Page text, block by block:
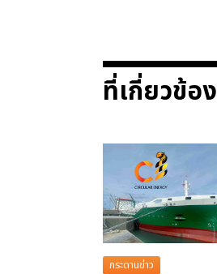
ที่เกี่ยวข้อง
กระดานข่าว